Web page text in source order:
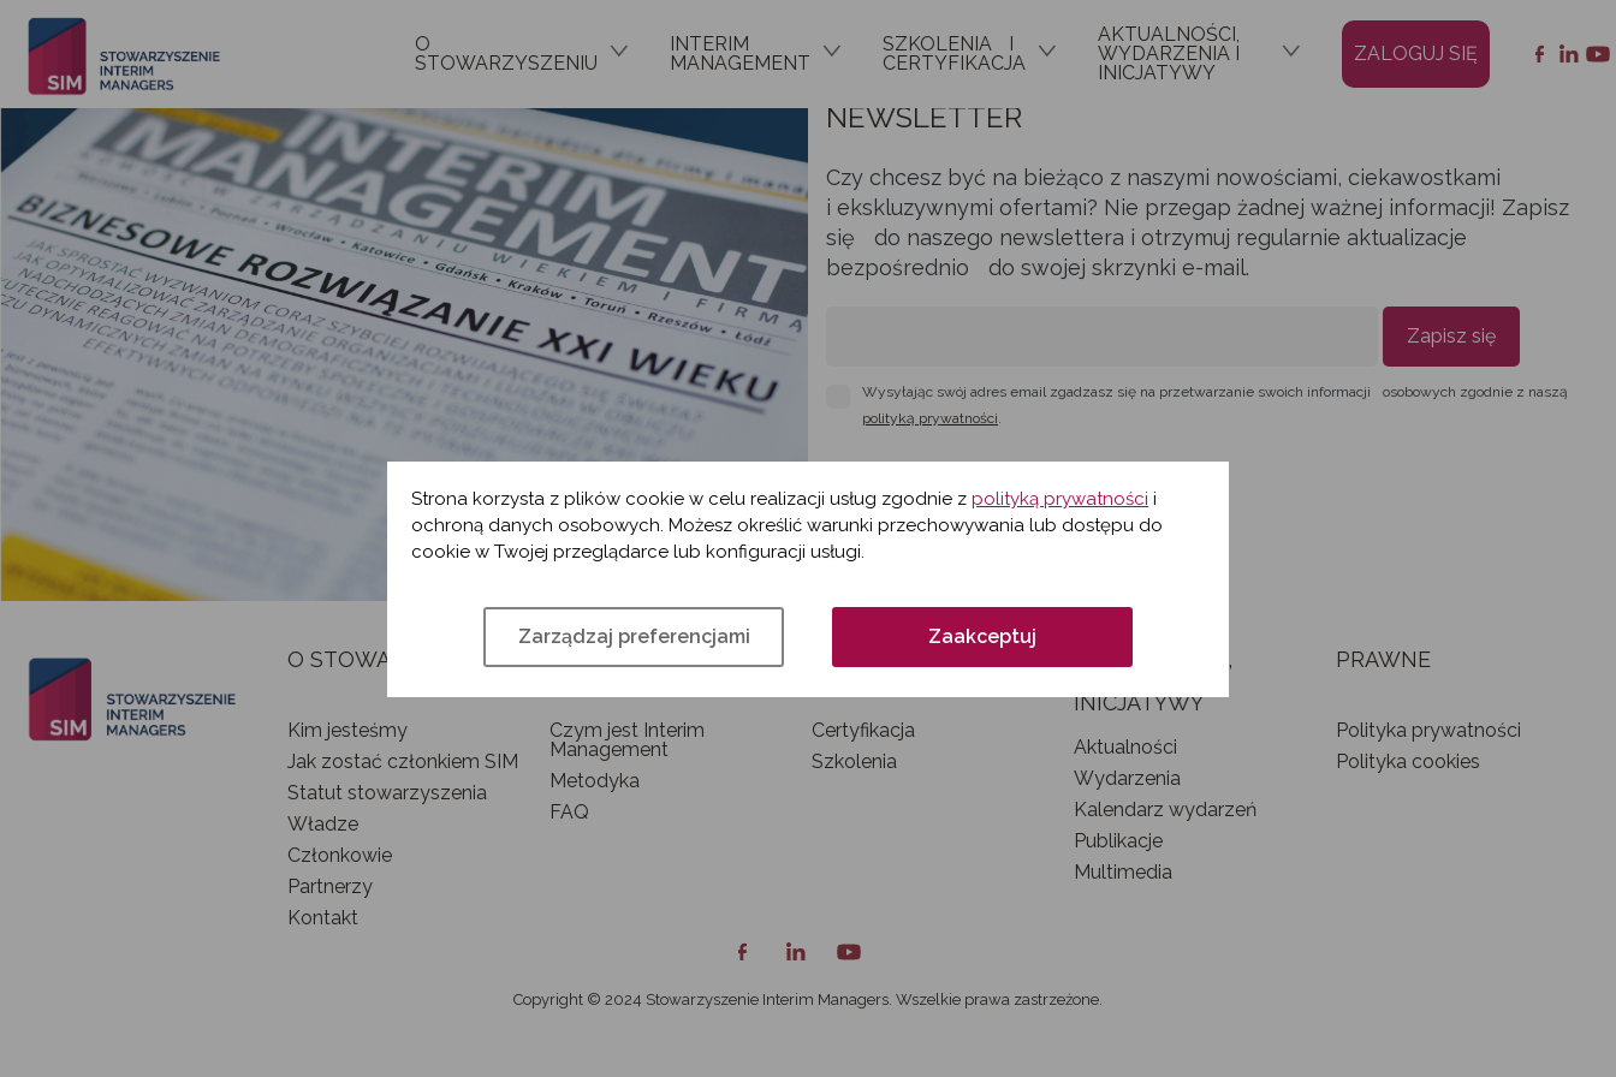
O
STOWARZYSZENIU
INTERIM
MANAGEMENT
SZKOLENIA I
CERTYFIKACJA
AKTUALNOŚCI,
WYDARZENIA I
INICJATYWY
ZALOGUJ SIĘ
NEWSLETTER
Czy chcesz być na bieżąco z naszymi nowościami, ciekawostkami
i ekskluzywnymi ofertami? Nie przegap żadnej ważnej informacji! Zapisz
się do naszego newslettera i otrzymuj regularnie aktualizacje
bezpośrednio do swojej skrzynki e-mail.
Zapisz się
Wysyłając swój adres email zgadzasz się na przetwarzanie swoich informacji osobowych zgodnie z naszą
polityką prywatności.
O STOWARZYSZENIU
Kim jesteśmy
Jak zostać członkiem SIM
Statut stowarzyszenia
Władze
Członkowie
Partnerzy
Kontakt
INTERIM MANAGEMENT
Czym jest Interim
Management
Metodyka
FAQ
SZKOLENIA I
Certyfikacja
Szkolenia
AKTUALNOŚCI,
INICJATYWY
Aktualności
Wydarzenia
Kalendarz wydarzeń
Publikacje
Multimedia
PRAWNE
Polityka prywatności
Polityka cookies
Copyright © 2024 Stowarzyszenie Interim Managers. Wszelkie prawa zastrzeżone.
Strona korzysta z plików cookie w celu realizacji usług zgodnie z polityką prywatności i
ochroną danych osobowych. Możesz określić warunki przechowywania lub dostępu do
cookie w Twojej przeglądarce lub konfiguracji usługi.
Zarządzaj preferencjami Zaakceptuj